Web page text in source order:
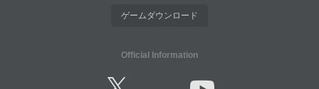
ゲームダウンロード
Official Information